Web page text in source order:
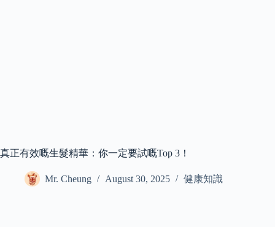
真正有效嘅生髮精華：你一定要試嘅Top 3！
Mr. Cheung August 30, 2025 健康知識